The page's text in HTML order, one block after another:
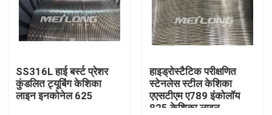
SS316L हाई बर्स्ट प्रेशर
कुंडलित ट्यूबिंग केशिका
लाइन इनकोनेल 625
हाइड्रोस्टैटिक परीक्षणित
स्टेनलेस स्टील केशिका
एएसटीएम ए789 इंकोलॉय
825 केशिका लाइन